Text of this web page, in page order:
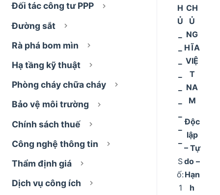
Đối tác công tư PPP
Đường sắt
Rà phá bom mìn
Hạ tầng kỹ thuật
Phòng cháy chữa cháy
Bảo vệ môi trường
Chính sách thuế
Công nghệ thông tin
Thẩm định giá
Dịch vụ công ích
H
Ủ
S
ố:
1
CH
Ủ
NG
HĨA
VIỆ
T
NA
M
Độc
lập
– Tự
do –
Hạn
h